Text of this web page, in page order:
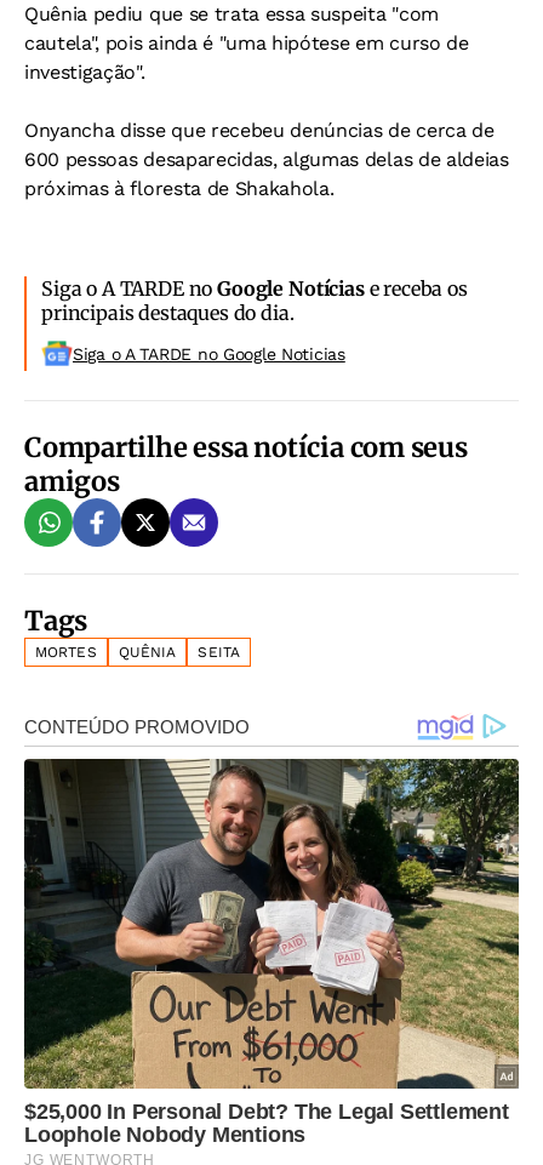
Quênia pediu que se trata essa suspeita "com
cautela", pois ainda é "uma hipótese em curso de
investigação".
Onyancha disse que recebeu denúncias de cerca de
600 pessoas desaparecidas, algumas delas de aldeias
próximas à floresta de Shakahola.
Siga o A TARDE noGoogle Notíciase receba os
principais destaques do dia.
Siga o A TARDE no Google Noticias
Compartilhe essa notícia com seus
amigos
Tags
MORTES QUÊNIA SEITA